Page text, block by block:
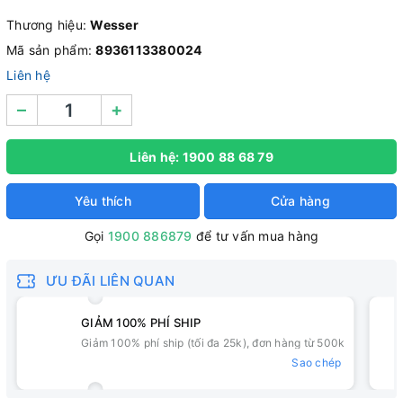
Thương hiệu:Wesser
Mã sản phẩm:8936113380024
Liên hệ
– +
Liên hệ: 1900 88 68 79
Yêu thích Cửa hàng
Gọi 1900 886879 để tư vấn mua hàng
ƯU ĐÃI LIÊN QUAN
GIẢM 100% PHÍ SHIP
Giảm 100% phí ship (tối đa 25k), đơn hàng từ 500k
Sao chép